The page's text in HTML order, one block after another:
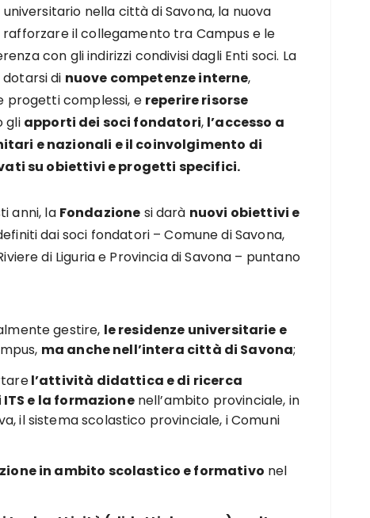
nella città di Savona, la nuova
il collegamento tra Campus e le
con gli indirizzi condivisi dagli Enti soci. La
di nuove competenze interne,
progetti complessi, e reperire risorse
gli apporti dei soci fondatori, l’accesso a
e nazionali e il coinvolgimento di
su obiettivi e progetti specifici.
anni, la Fondazione si darà nuovi obiettivi e
dai soci fondatori – Comune di Savona,
di Liguria e Provincia di Savona – puntano
gestire, le residenze universitarie e
ma anche nell’intera città di Savona;
l’attività didattica e di ricerca
e la formazionenell’ambito provinciale, in
il sistema scolastico provinciale, i Comuni
in ambito scolastico e formativo nel